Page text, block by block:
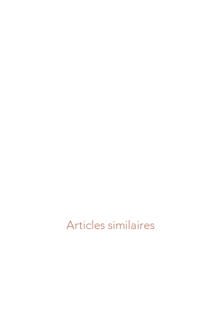
Articles similaires